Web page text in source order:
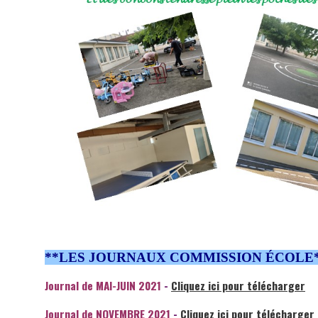
**LES JOURNAUX COMMISSION
Journal de MAI-JUIN 2021 - Cliquez ici pour télécharger
Journal de NOVEMBRE 2021 - Cliquez ici pour télécharger